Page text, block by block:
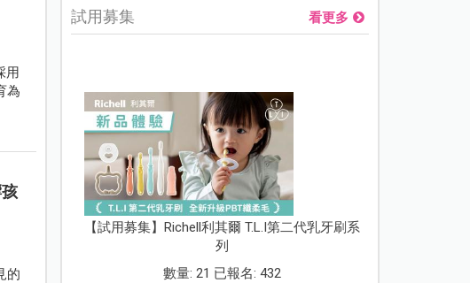
用
為
的
試用募集 看更多
【試用募集】Richell利其爾 T.L.I第二代乳牙刷系
列
數量: 21 已報名: 432